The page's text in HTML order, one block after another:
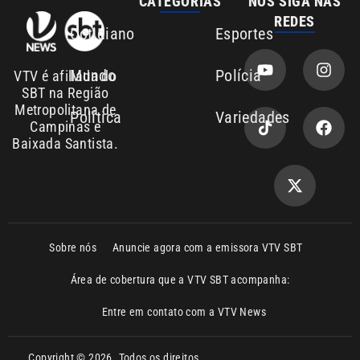
Entre em contato com a VTV News
Copyright © 2026. Todos os direitos
reservados | Empresa de Comunicação PRM
Ltda – CNPJ: 01.773.119.0001-60
Política de privacidade